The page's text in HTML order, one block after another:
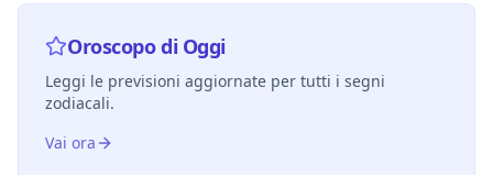
Oroscopo di Oggi
Leggi le previsioni aggiornate per tutti i segni
zodiacali.
Vai ora